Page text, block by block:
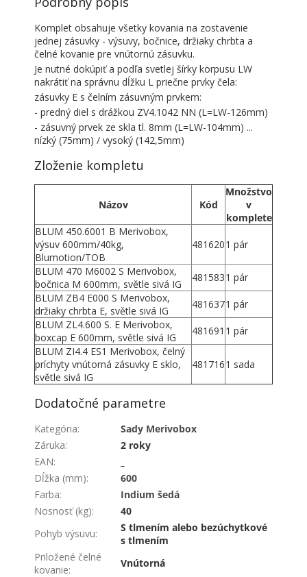
Komplet obsahuje všetky kovania na zostavenie
jednej zásuvky - výsuvy, bočnice, držiaky chrbta a
čelné kovanie pre vnútornú zásuvku.
Je nutné dokúpiť a podľa svetlej šírky korpusu LW
nakrátiť na správnu dĺžku L priečne prvky čela:
zásuvky E s čelním zásuvným prvkem:
- predný diel s drážkou ZV4.1042 NN (L=LW-126mm)
- zásuvný prvek ze skla tl. 8mm (L=LW-104mm) ...
nízký (75mm) / vysoký (142,5mm)
Zloženie kompletu
Názov Kód
Množstvo
v
komplete
BLUM 450.6001 B Merivobox,
výsuv 600mm/40kg,
Blumotion/TOB
4816201 pár
BLUM 470 M6002 S Merivobox,
bočnica M 600mm, světle sivá IG
4815831 pár
BLUM ZB4 E000 S Merivobox,
držiaky chrbta E, světle sivá IG
4816371 pár
BLUM ZL4.600 S. E Merivobox,
boxcap E 600mm, světle sivá IG
481691 1 pár
BLUM ZI4.4 ES1 Merivobox, čelný
príchyty vnútorná zásuvky E sklo,
světle sivá IG
4817161 sada
Dodatočné parametre
Kategória:
Sady Merivobox
Záruka:
2 roky
EAN:
Dĺžka (mm):
600
Farba:
Indium šedá
Nosnosť (kg):
40
Pohyb výsuvu:
S tlmením alebo bezúchytkové
s tlmením
Priložené čelné
kovanie:
Vnútorná